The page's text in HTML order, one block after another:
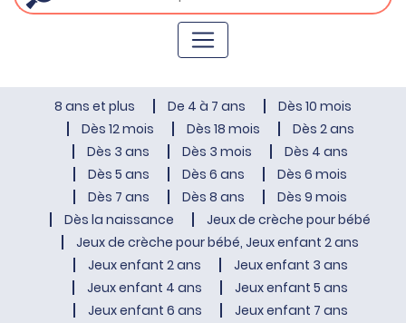
8 ans et plus De 4 à 7 ans
Dès 10 mois
Dès 12 mois
Dès 18 mois
Dès 2 ans
Dès 3 ans
Dès 3 mois
Dès 4 ans
Dès 5 ans
Dès 6 ans
Dès 6 mois
Dès 7 ans
Dès 8 ans
Dès 9 mois
Dès la naissance
Jeux de crèche pour bébé
Jeux de crèche pour bébé, Jeux enfant 2 ans
Jeux enfant 2 ans
Jeux enfant 3 ans
Jeux enfant 4 ans
Jeux enfant 5 ans
Jeux enfant 6 ans
Jeux enfant 7 ans